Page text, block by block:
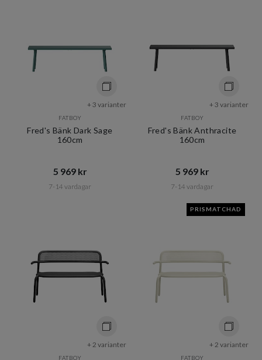
+ 3 varianter
FATBOY
Fred's Bänk Dark Sage
160cm
5 969 kr​​
7-14 vardagar
+ 3 varianter
FATBOY
Fred's Bänk Anthracite
160cm
5 969 kr​​
7-14 vardagar
+ 2 varianter
FATBOY
PRISMATCHAD
+ 2 varianter
FATBOY